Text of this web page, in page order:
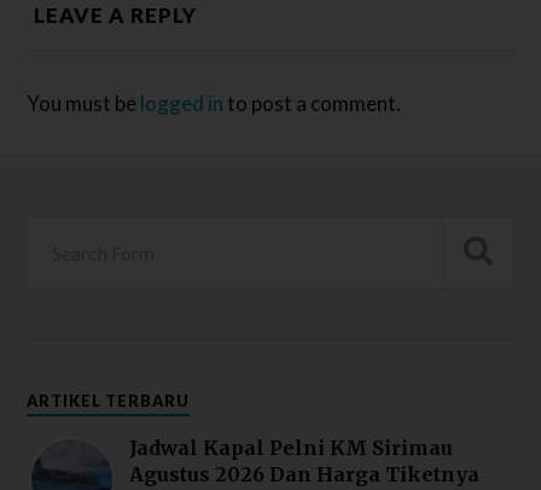
LEAVE A REPLY
You must be logged in to post a comment.
ARTIKEL TERBARU
Jadwal Kapal Pelni KM Sirimau
Agustus 2026 Dan Harga Tiketnya